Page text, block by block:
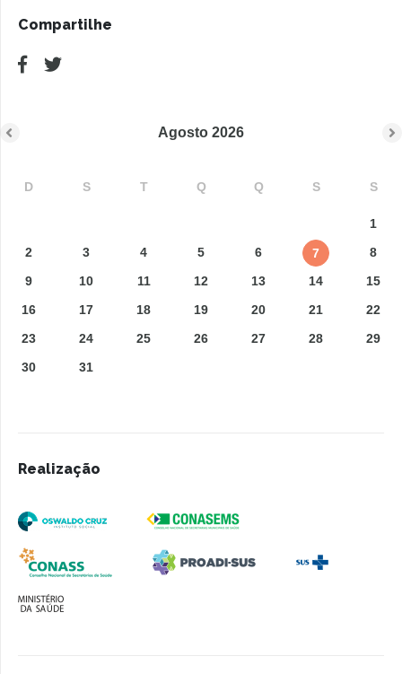
Compartilhe
Agosto 2026
D S T Q Q S S
1
2
3 4 5 6 7
8
9
10 11 12 13 14
15
16
17 18 19 20 21
22
23
24 25 26 27 28
29
30
31
Realização